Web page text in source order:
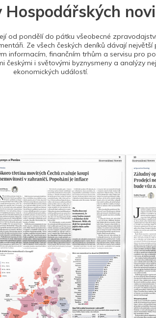
Hospodářských
od pondělí do pátku všeobecné
Ze všech českých deníků dávají největší
informacím, finančním trhům a servisu pro
českými i světovými byznysmeny a analýzy
ekonomických událostí.